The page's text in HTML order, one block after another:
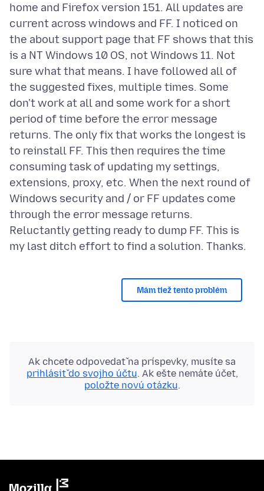
home and Firefox version 151. All updates are
current across windows and FF. I noticed on
the about support page that FF shows that this
is a NT Windows 10 OS, not Windows 11. Not
sure what that means. I have followed all of
the suggested fixes, multiple times. Some
don't work at all and some work for a short
period of time before the error message
returns. The only fix that works the longest is
to reinstall FF. This then requires the time
consuming task of updating my settings,
extensions, proxy, etc. When the next round of
Windows security and / or FF updates come
through the error message returns.
Reluctantly getting ready to dump FF. This is
Mám tiež tento problém
Ak chcete odpovedať na príspevky, musíte sa
prihlásiť do svojho účtu. Ak ešte nemáte účet,
položte novú otázku.